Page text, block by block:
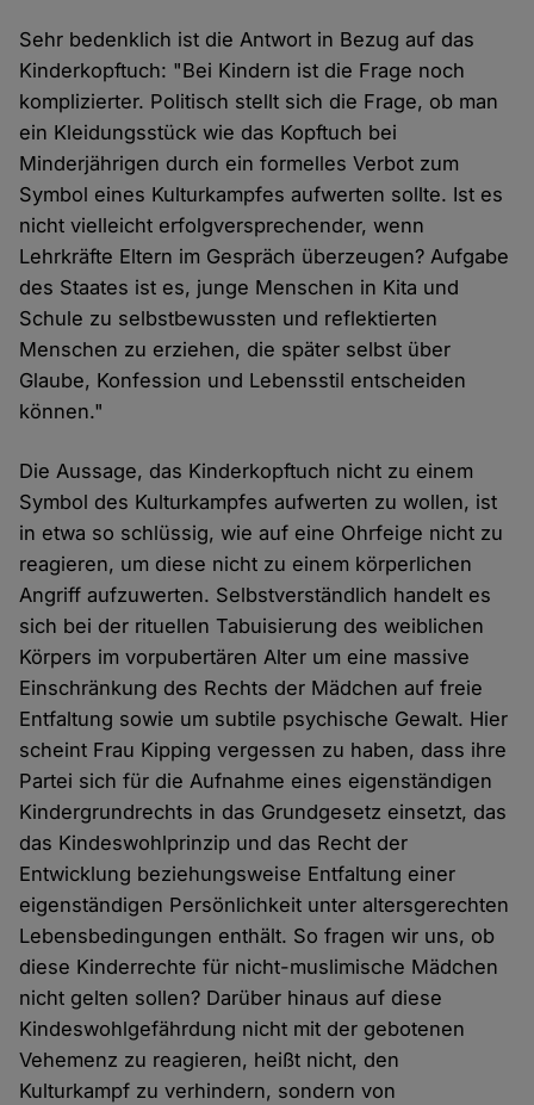
Sehr bedenklich ist die Antwort in Bezug auf das
Kinderkopftuch: "Bei Kindern ist die Frage noch
komplizierter. Politisch stellt sich die Frage, ob man
ein Kleidungsstück wie das Kopftuch bei
Minderjährigen durch ein formelles Verbot zum
Symbol eines Kulturkampfes aufwerten sollte. Ist es
nicht vielleicht erfolgversprechender, wenn
Lehrkräfte Eltern im Gespräch überzeugen? Aufgabe
des Staates ist es, junge Menschen in Kita und
Schule zu selbstbewussten und reflektierten
Menschen zu erziehen, die später selbst über
Glaube, Konfession und Lebensstil entscheiden
können."
Die Aussage, das Kinderkopftuch nicht zu einem
Symbol des Kulturkampfes aufwerten zu wollen, ist
in etwa so schlüssig, wie auf eine Ohrfeige nicht zu
reagieren, um diese nicht zu einem körperlichen
Angriff aufzuwerten. Selbstverständlich handelt es
sich bei der rituellen Tabuisierung des weiblichen
Körpers im vorpubertären Alter um eine massive
Einschränkung des Rechts der Mädchen auf freie
Entfaltung sowie um subtile psychische Gewalt. Hier
scheint Frau Kipping vergessen zu haben, dass ihre
Partei sich für die Aufnahme eines eigenständigen
Kindergrundrechts in das Grundgesetz einsetzt, das
das Kindeswohlprinzip und das Recht der
Entwicklung beziehungsweise Entfaltung einer
eigenständigen Persönlichkeit unter altersgerechten
Lebensbedingungen enthält. So fragen wir uns, ob
diese Kinderrechte für nicht-muslimische Mädchen
nicht gelten sollen? Darüber hinaus auf diese
Kindeswohlgefährdung nicht mit der gebotenen
Vehemenz zu reagieren, heißt nicht, den
Kulturkampf zu verhindern, sondern von